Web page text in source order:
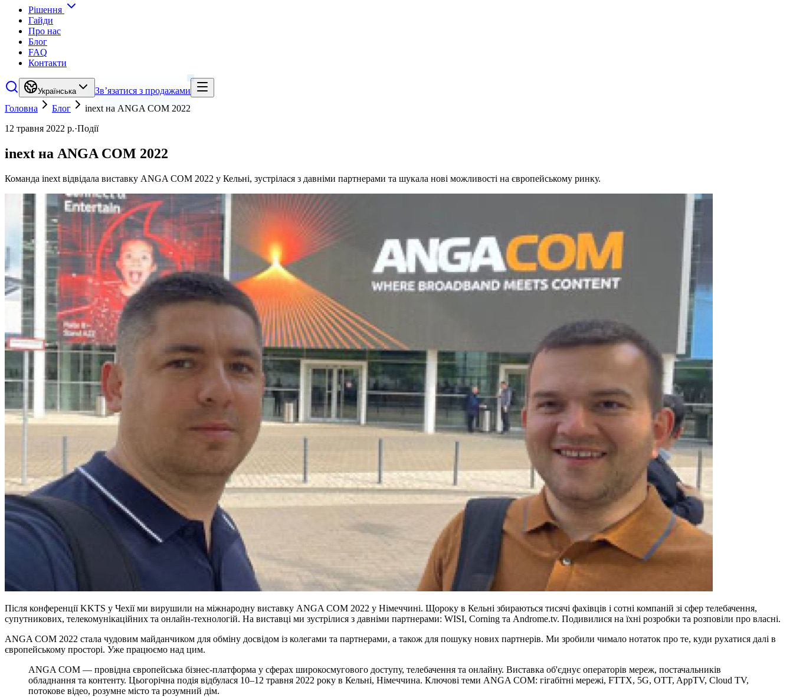
Рішення
Гайди
Про нас
Блог
FAQ
Контакти
Українська
Зв’язатися з продажами
Головна
Блог
inext на ANGA COM 2022
12 травня 2022 р.·Події
inext на ANGA COM 2022
Команда inext відвідала виставку ANGA COM 2022 у Кельні, зустрілася з давніми партнерами та шукала нові можливості на європейському ринку.
Після конференції KKTS у Чехії ми вирушили на міжнародну виставку ANGA COM 2022 у Німеччині. Щороку в Кельні збираються тисячі фахівців і сотні компаній зі сфер телебачення,
супутникових, телекомунікаційних та онлайн-технологій. На виставці ми зустрілися з давніми партнерами: WISI, Corning та Androme.tv. Подивилися на їхні розробки та розповіли про власні.
ANGA COM 2022 стала чудовим майданчиком для обміну досвідом із колегами та партнерами, а також для пошуку нових партнерів. Ми зробили чимало нотаток про те, куди рухатися далі в
європейському просторі. Уже працюємо над цим.
ANGA COM — провідна європейська бізнес-платформа у сферах широкосмугового доступу, телебачення та онлайну. Виставка об'єднує операторів мереж, постачальників
обладнання та контенту. Цьогорічна подія відбулася 10–12 травня 2022 року в Кельні, Німеччина. Ключові теми ANGA COM: гігабітні мережі, FTTX, 5G, OTT, AppTV, Cloud TV,
потокове відео, розумне місто та розумний дім.